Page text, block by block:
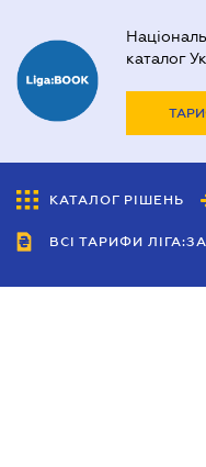
каталог
КАТАЛОГ РІШЕНЬ
ВСІ ТАРИФИ